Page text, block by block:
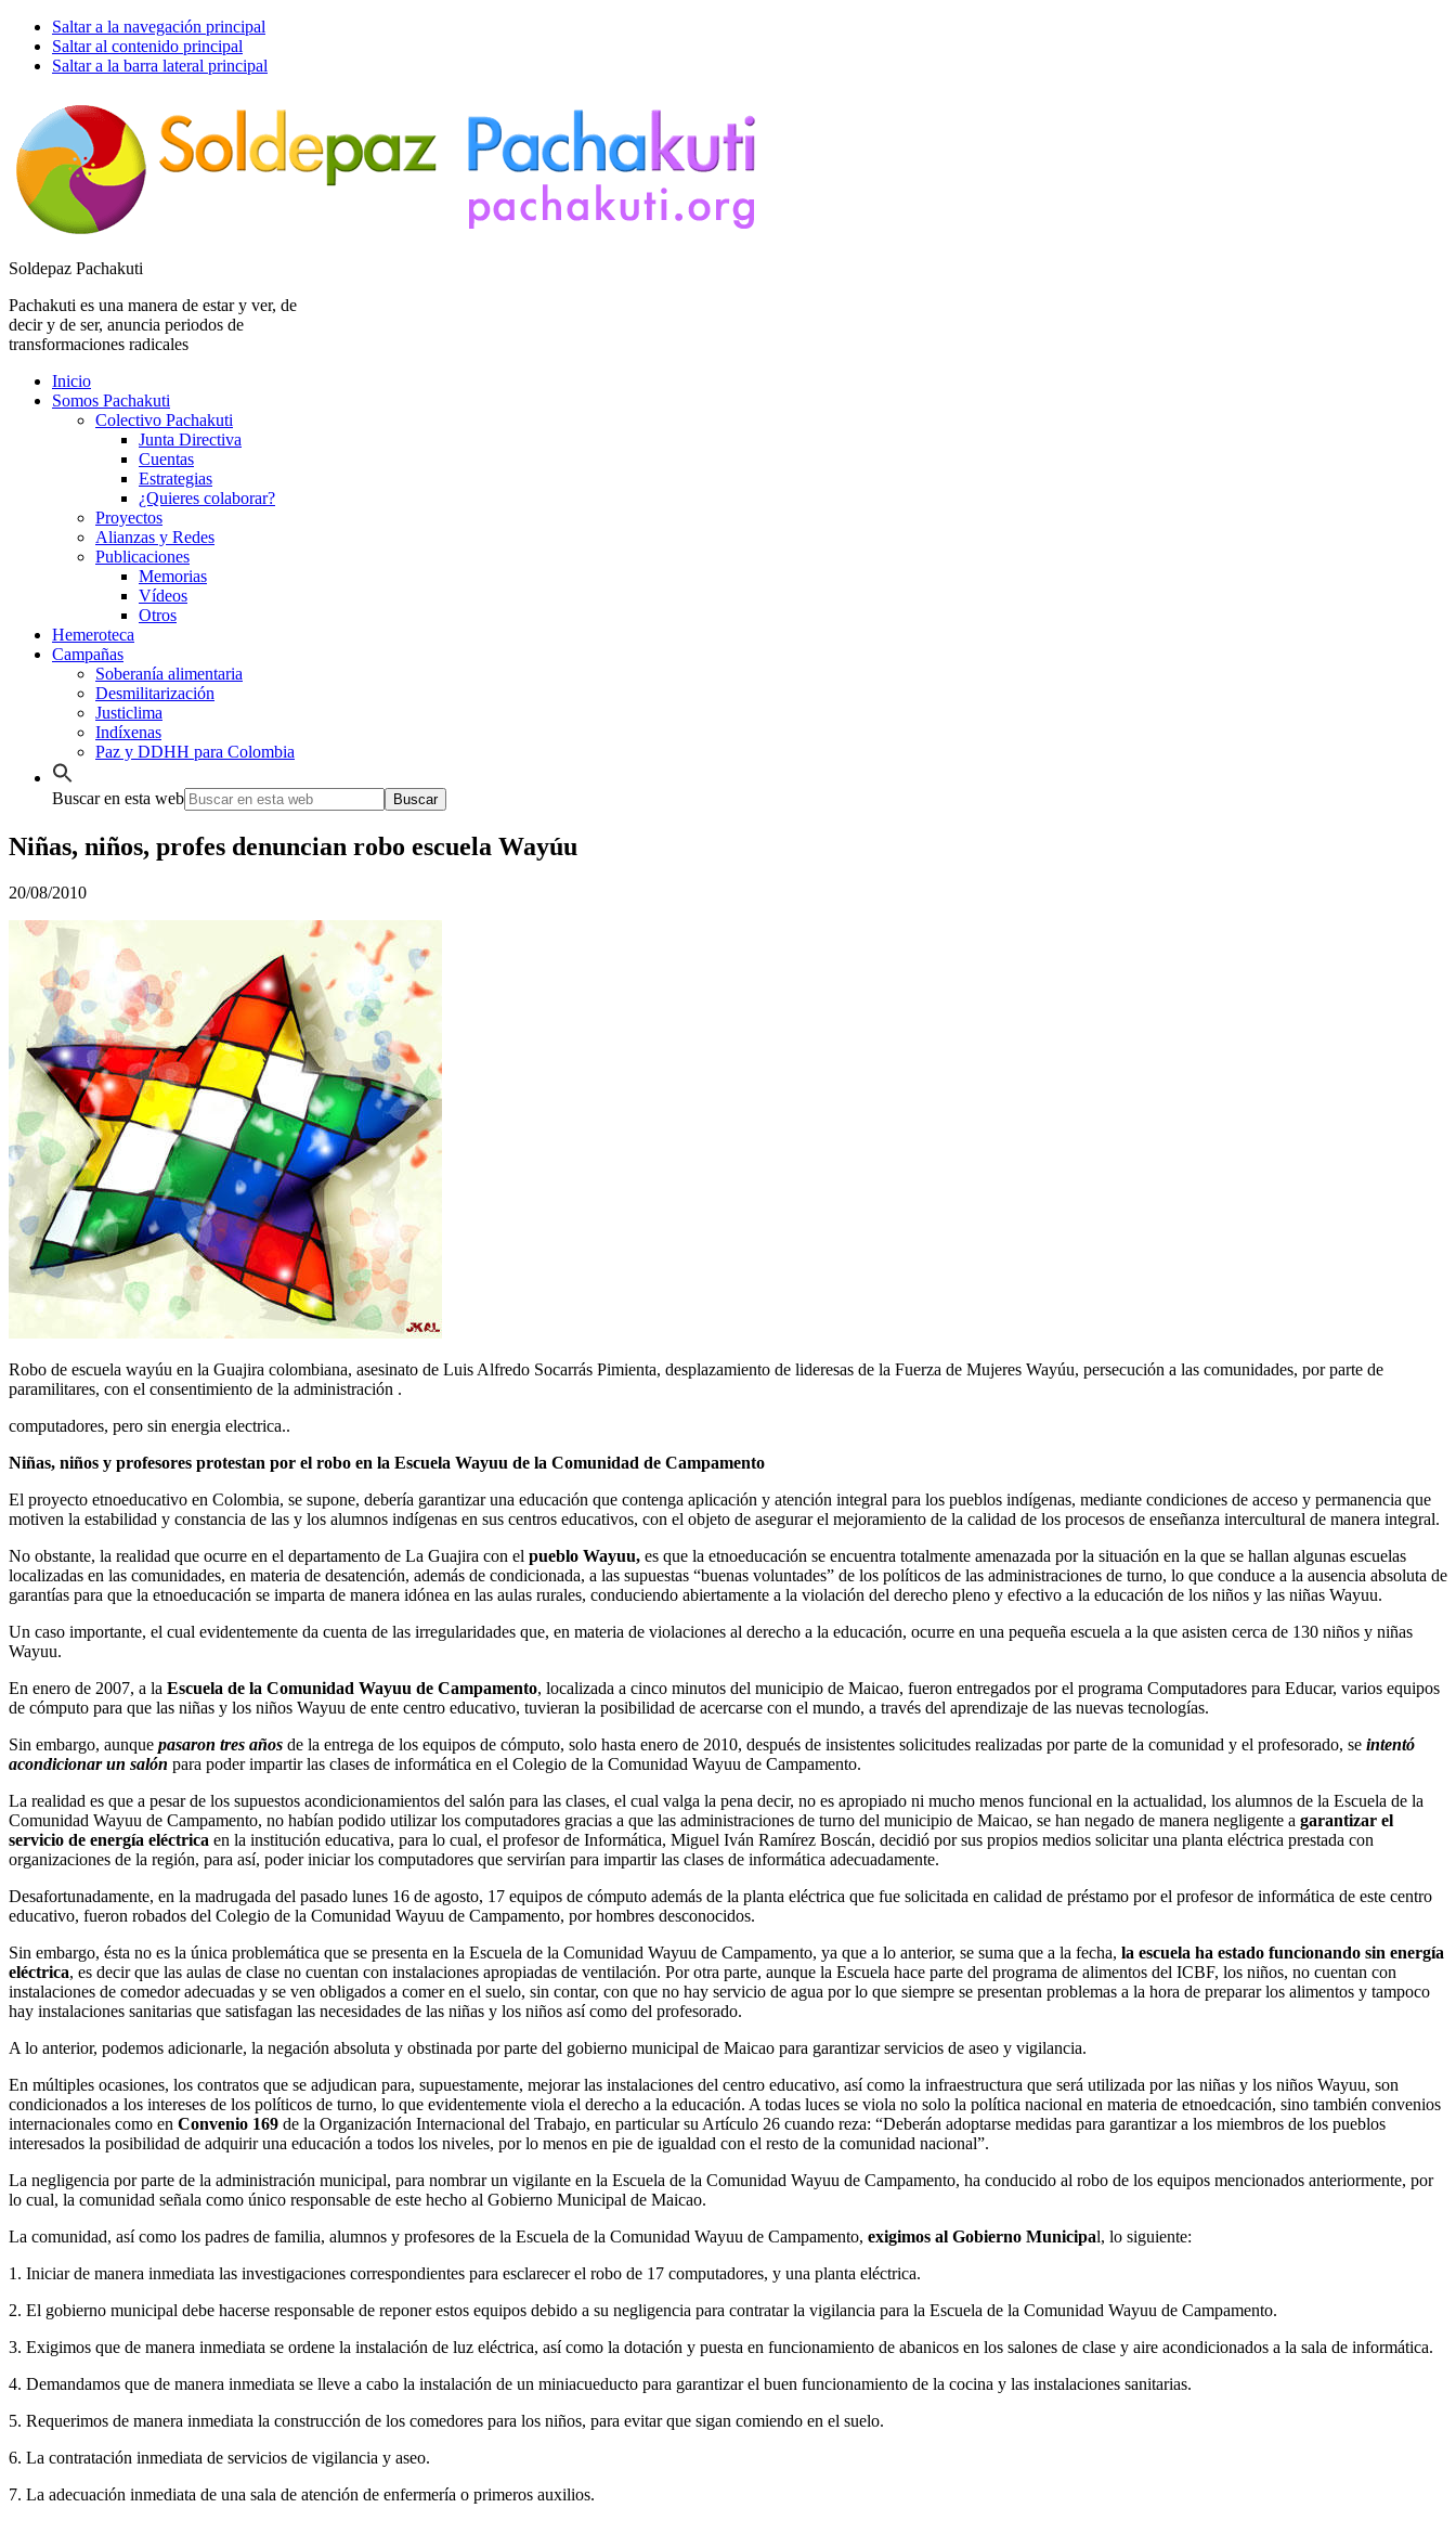
Saltar a la navegación principal
Saltar al contenido principal
Saltar a la barra lateral principal
Soldepaz Pachakuti
Pachakuti es una manera de estar y ver, de
decir y de ser, anuncia periodos de
transformaciones radicales
Inicio
Somos Pachakuti
Colectivo Pachakuti
Junta Directiva
Cuentas
Estrategias
¿Quieres colaborar?
Proyectos
Alianzas y Redes
Publicaciones
Memorias
Vídeos
Otros
Hemeroteca
Campañas
Soberanía alimentaria
Desmilitarización
Justiclima
Indíxenas
Paz y DDHH para Colombia
Buscar en esta web
Niñas, niños, profes denuncian robo escuela Wayúu
20/08/2010
Robo de escuela wayúu en la Guajira colombiana, asesinato de Luis Alfredo Socarrás Pimienta, desplazamiento de lideresas de la Fuerza de Mujeres Wayúu, persecución a las comunidades, por parte de
paramilitares, con el consentimiento de la administración .
computadores, pero sin energia electrica..
Niñas, niños y profesores protestan por el robo en la Escuela Wayuu de la Comunidad de Campamento
El proyecto etnoeducativo en Colombia, se supone, debería garantizar una educación que contenga aplicación y atención integral para los pueblos indígenas, mediante condiciones de acceso y permanencia que
motiven la estabilidad y constancia de las y los alumnos indígenas en sus centros educativos, con el objeto de asegurar el mejoramiento de la calidad de los procesos de enseñanza intercultural de manera integral.
No obstante, la realidad que ocurre en el departamento de La Guajira con el pueblo Wayuu, es que la etnoeducación se encuentra totalmente amenazada por la situación en la que se hallan algunas escuelas
localizadas en las comunidades, en materia de desatención, además de condicionada, a las supuestas “buenas voluntades” de los políticos de las administraciones de turno, lo que conduce a la ausencia absoluta de
garantías para que la etnoeducación se imparta de manera idónea en las aulas rurales, conduciendo abiertamente a la violación del derecho pleno y efectivo a la educación de los niños y las niñas Wayuu.
Un caso importante, el cual evidentemente da cuenta de las irregularidades que, en materia de violaciones al derecho a la educación, ocurre en una pequeña escuela a la que asisten cerca de 130 niños y niñas
Wayuu.
En enero de 2007, a la Escuela de la Comunidad Wayuu de Campamento, localizada a cinco minutos del municipio de Maicao, fueron entregados por el programa Computadores para Educar, varios equipos
de cómputo para que las niñas y los niños Wayuu de ente centro educativo, tuvieran la posibilidad de acercarse con el mundo, a través del aprendizaje de las nuevas tecnologías.
Sin embargo, aunque pasaron tres años de la entrega de los equipos de cómputo, solo hasta enero de 2010, después de insistentes solicitudes realizadas por parte de la comunidad y el profesorado, se intentó
acondicionar un salón para poder impartir las clases de informática en el Colegio de la Comunidad Wayuu de Campamento.
La realidad es que a pesar de los supuestos acondicionamientos del salón para las clases, el cual valga la pena decir, no es apropiado ni mucho menos funcional en la actualidad, los alumnos de la Escuela de la
Comunidad Wayuu de Campamento, no habían podido utilizar los computadores gracias a que las administraciones de turno del municipio de Maicao, se han negado de manera negligente a garantizar el
servicio de energía eléctrica en la institución educativa, para lo cual, el profesor de Informática, Miguel Iván Ramírez Boscán, decidió por sus propios medios solicitar una planta eléctrica prestada con
organizaciones de la región, para así, poder iniciar los computadores que servirían para impartir las clases de informática adecuadamente.
Desafortunadamente, en la madrugada del pasado lunes 16 de agosto, 17 equipos de cómputo además de la planta eléctrica que fue solicitada en calidad de préstamo por el profesor de informática de este centro
educativo, fueron robados del Colegio de la Comunidad Wayuu de Campamento, por hombres desconocidos.
Sin embargo, ésta no es la única problemática que se presenta en la Escuela de la Comunidad Wayuu de Campamento, ya que a lo anterior, se suma que a la fecha, la escuela ha estado funcionando sin energía
eléctrica, es decir que las aulas de clase no cuentan con instalaciones apropiadas de ventilación. Por otra parte, aunque la Escuela hace parte del programa de alimentos del ICBF, los niños, no cuentan con
instalaciones de comedor adecuadas y se ven obligados a comer en el suelo, sin contar, con que no hay servicio de agua por lo que siempre se presentan problemas a la hora de preparar los alimentos y tampoco
hay instalaciones sanitarias que satisfagan las necesidades de las niñas y los niños así como del profesorado.
A lo anterior, podemos adicionarle, la negación absoluta y obstinada por parte del gobierno municipal de Maicao para garantizar servicios de aseo y vigilancia.
En múltiples ocasiones, los contratos que se adjudican para, supuestamente, mejorar las instalaciones del centro educativo, así como la infraestructura que será utilizada por las niñas y los niños Wayuu, son
condicionados a los intereses de los políticos de turno, lo que evidentemente viola el derecho a la educación. A todas luces se viola no solo la política nacional en materia de etnoedcación, sino también convenios
internacionales como en Convenio 169 de la Organización Internacional del Trabajo, en particular su Artículo 26 cuando reza: “Deberán adoptarse medidas para garantizar a los miembros de los pueblos
interesados la posibilidad de adquirir una educación a todos los niveles, por lo menos en pie de igualdad con el resto de la comunidad nacional”.
La negligencia por parte de la administración municipal, para nombrar un vigilante en la Escuela de la Comunidad Wayuu de Campamento, ha conducido al robo de los equipos mencionados anteriormente, por
lo cual, la comunidad señala como único responsable de este hecho al Gobierno Municipal de Maicao.
La comunidad, así como los padres de familia, alumnos y profesores de la Escuela de la Comunidad Wayuu de Campamento, exigimos al Gobierno Municipal, lo siguiente:
1. Iniciar de manera inmediata las investigaciones correspondientes para esclarecer el robo de 17 computadores, y una planta eléctrica.
2. El gobierno municipal debe hacerse responsable de reponer estos equipos debido a su negligencia para contratar la vigilancia para la Escuela de la Comunidad Wayuu de Campamento.
3. Exigimos que de manera inmediata se ordene la instalación de luz eléctrica, así como la dotación y puesta en funcionamiento de abanicos en los salones de clase y aire acondicionados a la sala de informática.
4. Demandamos que de manera inmediata se lleve a cabo la instalación de un miniacueducto para garantizar el buen funcionamiento de la cocina y las instalaciones sanitarias.
5. Requerimos de manera inmediata la construcción de los comedores para los niños, para evitar que sigan comiendo en el suelo.
6. La contratación inmediata de servicios de vigilancia y aseo.
7. La adecuación inmediata de una sala de atención de enfermería o primeros auxilios.